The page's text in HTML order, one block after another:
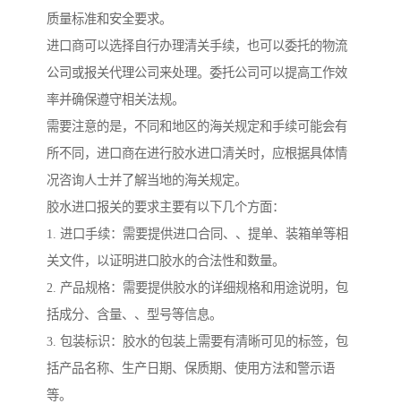
质量标准和安全要求。
进口商可以选择自行办理清关手续，也可以委托的物流
公司或报关代理公司来处理。委托公司可以提高工作效
率并确保遵守相关法规。
需要注意的是，不同和地区的海关规定和手续可能会有
所不同，进口商在进行胶水进口清关时，应根据具体情
况咨询人士并了解当地的海关规定。
胶水进口报关的要求主要有以下几个方面：
1. 进口手续：需要提供进口合同、、提单、装箱单等相
关文件，以证明进口胶水的合法性和数量。
2. 产品规格：需要提供胶水的详细规格和用途说明，包
括成分、含量、、型号等信息。
3. 包装标识：胶水的包装上需要有清晰可见的标签，包
括产品名称、生产日期、保质期、使用方法和警示语
等。